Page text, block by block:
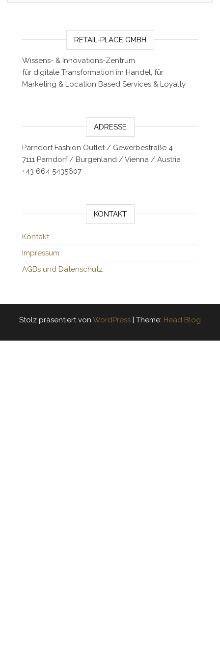
RETAIL-PLACE GMBH
Wissens- & Innovations-Zentrum
für digitale Transformation im Handel, für
Marketing & Location Based Services & Loyalty
ADRESSE
Parndorf Fashion Outlet / Gewerbestraße 4
7111 Parndorf / Burgenland / Vienna / Austria
+43 664 5435607
KONTAKT
Kontakt
Impressum
AGBs und Datenschutz
Stolz präsentiert von WordPress | Theme: Head Blog